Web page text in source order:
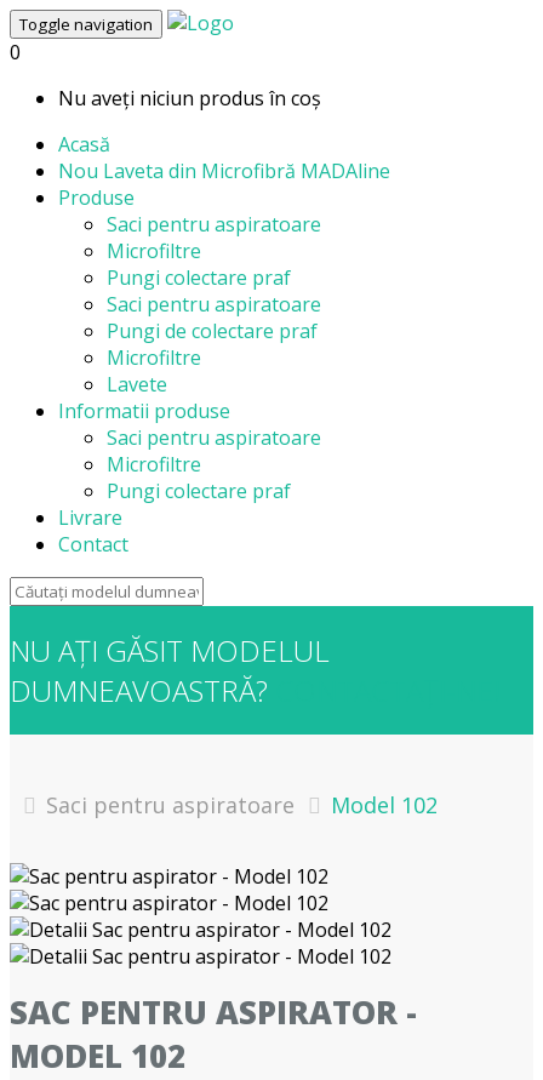
Toggle navigation
0
Nu aveți niciun produs în coș
Acasă
Nou Laveta din Microfibră MADAline
Produse
Saci pentru aspiratoare
Microfiltre
Pungi colectare praf
Saci pentru aspiratoare
Pungi de colectare praf
Microfiltre
Lavete
Informatii produse
Saci pentru aspiratoare
Microfiltre
Pungi colectare praf
Livrare
Contact
NU AȚI GĂSIT MODELUL
DUMNEAVOASTRĂ?
Saci pentru aspiratoare Model 102
SAC PENTRU ASPIRATOR -
MODEL 102